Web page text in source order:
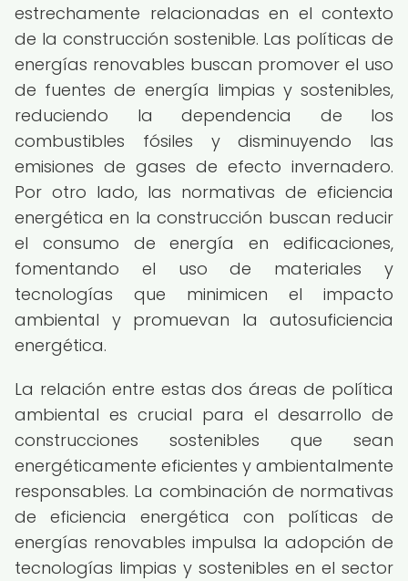
estrechamente relacionadas en el contexto
de la construcción sostenible. Las políticas de
energías renovables buscan promover el uso
de fuentes de energía limpias y sostenibles,
reduciendo la dependencia de los
combustibles fósiles y disminuyendo las
emisiones de gases de efecto invernadero.
Por otro lado, las normativas de eficiencia
energética en la construcción buscan reducir
el consumo de energía en edificaciones,
fomentando el uso de materiales y
tecnologías que minimicen el impacto
ambiental y promuevan la autosuficiencia
energética.
La relación entre estas dos áreas de política
ambiental es crucial para el desarrollo de
construcciones sostenibles que sean
energéticamente eficientes y ambientalmente
responsables. La combinación de normativas
de eficiencia energética con políticas de
energías renovables impulsa la adopción de
tecnologías limpias y sostenibles en el sector